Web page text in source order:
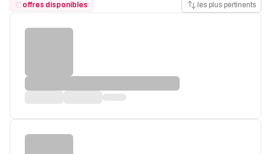
offres disponibles les plus pertinents